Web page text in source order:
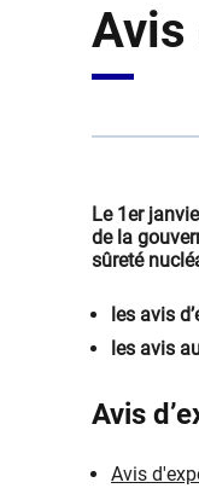
Avis
Le 1er
de la
sûreté
les avis
les avis
Avis
Avis